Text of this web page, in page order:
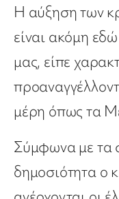
Η αύξηση των
είναι ακόμη
μας, είπε
μέρη όπως τα
Σύμφωνα με τα
δημοσιότητα ο